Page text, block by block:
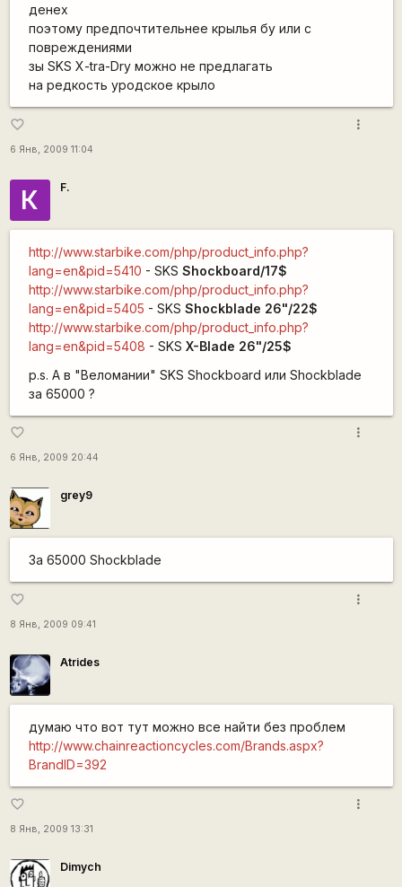
денех
поэтому предпочтительнее крылья бу или с
повреждениями
зы SKS X-tra-Dry можно не предлагать
на редкость уродское крыло
favorite_border
6 Янв, 2009 11:04
more_vert
К F.
http://www.starbike.com/php/product_info.php?
lang=en&pid=5410 - SKS Shockboard/17$
http://www.starbike.com/php/product_info.php?
lang=en&pid=5405 - SKS Shockblade 26"/22$
http://www.starbike.com/php/product_info.php?
lang=en&pid=5408 - SKS X-Blade 26"/25$
p.s. А в "Веломании" SKS Shockboard или Shockblade
за 65000 ?
favorite_border
6 Янв, 2009 20:44
more_vert
grey9
За 65000 Shockblade
favorite_border
8 Янв, 2009 09:41
more_vert
Atrides
думаю что вот тут можно все найти без проблем
http://www.chainreactioncycles.com/Brands.aspx?
BrandID=392
favorite_border
8 Янв, 2009 13:31
more_vert
Dimych